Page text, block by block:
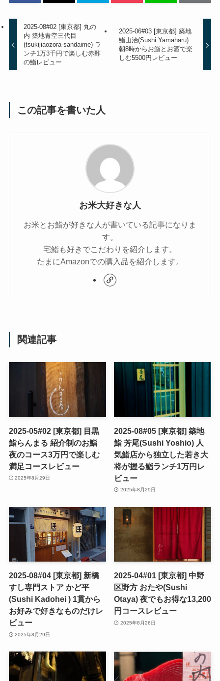
2025-08#02 [東京都] 丸の
内 築地青空三代目
(tsukijiaozora-sandaime) ラ
ンチ1万3千円で楽しむ赤酢
の鮨レビュー
2025-06#03 [東京都] 築地
鮨山治(Sushi Yamaharu)
朝8時からお鮨とお酒で楽
しむ5500円レビュー
この記事を書いた人
お米大好きな人
お米とお鮨が好きな人が書いている記事になりま
す。
宅鮨も好きでこだわりを紹介します。
たまにAmazonでの購入品を紹介します。
関連記事
2025-05#02 [東京都] 目黒
鮨らんまる 紹介制のお鮨
夜のコース3万円で楽しむ
満足コースレビュー
2025年8月29日
2025-08#05 [東京都] 築地
鮨 芳尾(Sushi Yoshio) 人
気鮨店から独立した若き大
将が握る鮨ランチ1万円レ
ビュー
2025年8月29日
2025-08#04 [東京都] 新橋
すし専門ストア かど平
(Sushi Kadohei ) 1貫から
お好みで好きなものだけレ
ビュー
2025年8月29日
2025-04#01 [東京都] 中野
区野方 おたや(Sushi
Otaya) 夜でもお得な13,200
円コースレビュー
2025年8月26日